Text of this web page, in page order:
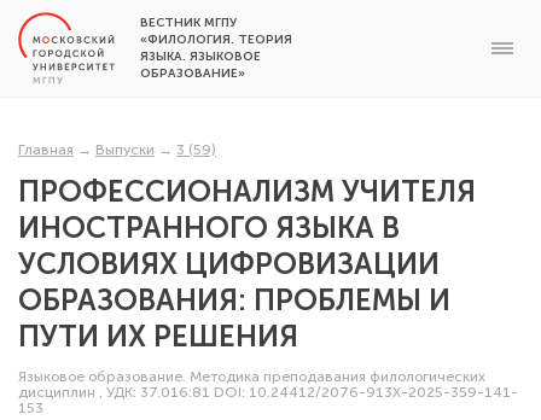
ВЕСТНИК МГПУ
«ФИЛОЛОГИЯ. ТЕОРИЯ
ЯЗЫКА. ЯЗЫКОВОЕ
ОБРАЗОВАНИЕ»
Главная → Выпуски → 3 (59)
ПРОФЕССИОНАЛИЗМ УЧИТЕЛЯ
ИНОСТРАННОГО ЯЗЫКА В
УСЛОВИЯХ ЦИФРОВИЗАЦИИ
ОБРАЗОВАНИЯ: ПРОБЛЕМЫ И
ПУТИ ИХ РЕШЕНИЯ
Языковое образование. Методика преподавания филологических
дисциплин , УДК: 37.016:81 DOI: 10.24412/2076-913X-2025-359-141-
153